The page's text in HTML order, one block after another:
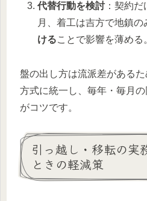
代替行動を検討：契約だ
月、着工は吉方で地鎮の
けることで影響を薄める
盤の出し方は流派差がある
方式に統一し、毎年・毎月
がコツです。
引っ越し・移転の実
ときの軽減策